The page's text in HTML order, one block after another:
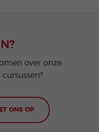
over onze
ONS OP